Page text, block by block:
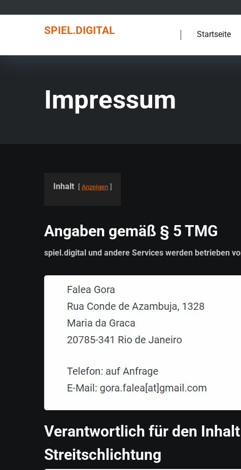
SPIEL.DIGITAL Startseite
Impressum
Inhalt Anzeigen
Angaben gemäß § 5 TMG
spiel.digital und andere Services werden betrieben
Verantwortlich für den
Streitschlichtung